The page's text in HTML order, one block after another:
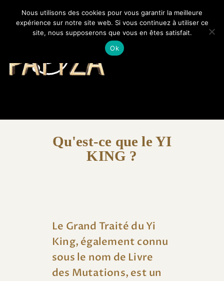
PATYZA
Votre avenir révélé
SPIRITUALITÉ ET LOIS
ALTERNATIVES
UNIVERS ÉSOTÉRIQUE
Qu'est-ce que le YI
KING ?
Le Grand Traité du Yi
King, également connu
sous le nom de Livre
des Mutations, est un
Nous utilisons des cookies pour vous garantir la meilleure
expérience sur notre site web. Si vous continuez à utiliser ce
site, nous supposerons que vous en êtes satisfait.
Ok